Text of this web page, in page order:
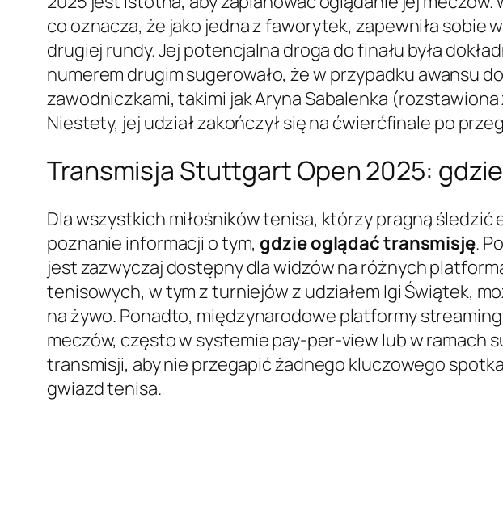
co oznacza, że jako jedna z faworytek, zapewniła
drugiej rundy. Jej potencjalna droga do finału była
numerem drugim sugerowało, że w przypadku awansu
zawodniczkami, takimi jak Aryna Sabalenka
Niestety, jej udział zakończył się na ćwierćfinale po
Transmisja Stuttgart Open 2025:
Dla wszystkich miłośników tenisa, którzy pragną śledzić
poznanie informacji o tym, gdzie oglądać transmisję.
jest zazwyczaj dostępny dla widzów na różnych
tenisowych, w tym z turniejów z udziałem Igi Świątek,
na żywo. Ponadto, międzynarodowe platformy
meczów, często w systemie pay-per-view lub w ramach
transmisji, aby nie przegapić żadnego kluczowego
gwiazd tenisa.